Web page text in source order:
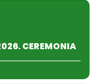
CEREMONIA